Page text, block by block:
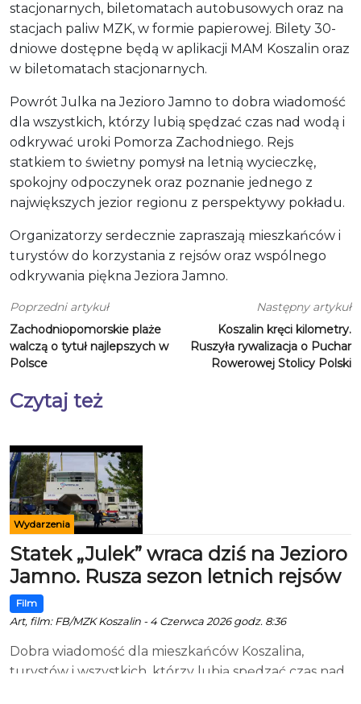
stacjonarnych, biletomatach autobusowych oraz na
stacjach paliw MZK, w formie papierowej. Bilety 30-
dniowe dostępne będą w aplikacji MAM Koszalin oraz
w biletomatach stacjonarnych.
Powrót Julka na Jezioro Jamno to dobra wiadomość
dla wszystkich, którzy lubią spędzać czas nad wodą i
odkrywać uroki Pomorza Zachodniego. Rejs
statkiem to świetny pomysł na letnią wycieczkę,
spokojny odpoczynek oraz poznanie jednego z
największych jezior regionu z perspektywy pokładu.
Organizatorzy serdecznie zapraszają mieszkańców i
turystów do korzystania z rejsów oraz wspólnego
odkrywania piękna Jeziora Jamno.
Poprzedni artykuł
Zachodniopomorskie plaże
walczą o tytuł najlepszych w
Polsce
Następny artykuł
Koszalin kręci kilometry.
Ruszyła rywalizacja o Puchar
Rowerowej Stolicy Polski
Czytaj też
Wydarzenia
Statek „Julek” wraca dziś na Jezioro
Jamno. Rusza sezon letnich rejsów
Film
Art, film: FB/MZK Koszalin - 4 Czerwca 2026 godz. 8:36
Dobra wiadomość dla mieszkańców Koszalina,
turystów i wszystkich, którzy lubią spędzać czas nad